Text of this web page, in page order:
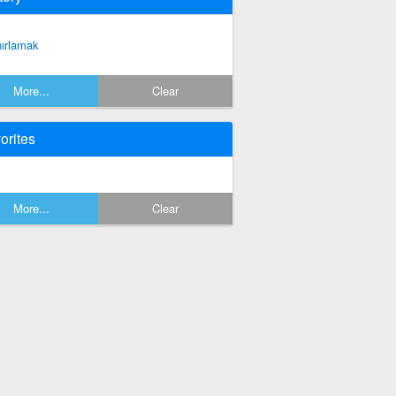
More... Clear
More... Clear